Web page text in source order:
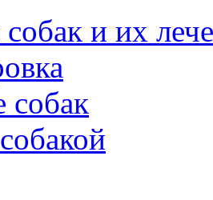
и их
собак